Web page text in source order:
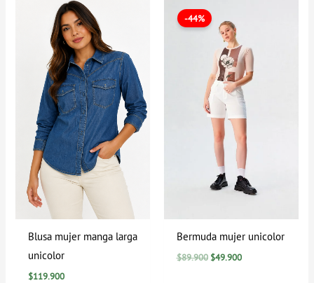
Blusa mujer manga larga
unicolor
$119.900
-44%
Bermuda mujer unicolor
$89.900
precio
original
era:
$89.900.
$49.900
$49.900.